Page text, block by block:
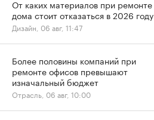
От каких материалов при ремонте
дома стоит отказаться в 2026 году
Дизайн, 06 авг, 11:47
Более половины компаний при
ремонте офисов превышают
изначальный бюджет
Отрасль, 06 авг, 10:00